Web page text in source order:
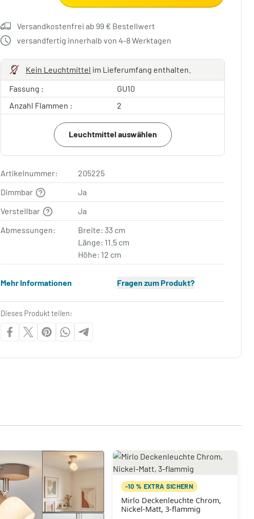
Versandkostenfrei ab 99 € Bestellwert
versandfertig innerhalb von 4-8 Werktagen
Kein Leuchtmittel im Lieferumfang enthalten.
Fassung :
GU10
Anzahl Flammen :
2
Leuchtmittel auswählen
Artikelnummer:
205225
Dimmbar
Ja
Verstellbar
Ja
Abmessungen:
Breite: 33 cm
Länge: 11.5 cm
Höhe: 12 cm
Mehr Informationen Fragen zum Produkt?
Dieses Produkt teilen:
-10 % EXTRA SICHERN
Mirlo Deckenleuchte Chrom,
Nickel-Matt, 3-flammig